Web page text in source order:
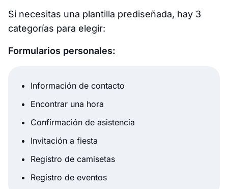
Si necesitas una plantilla prediseñada, hay 3
categorías para elegir:
Formularios personales:
Información de contacto
Encontrar una hora
Confirmación de asistencia
Invitación a fiesta
Registro de camisetas
Registro de eventos